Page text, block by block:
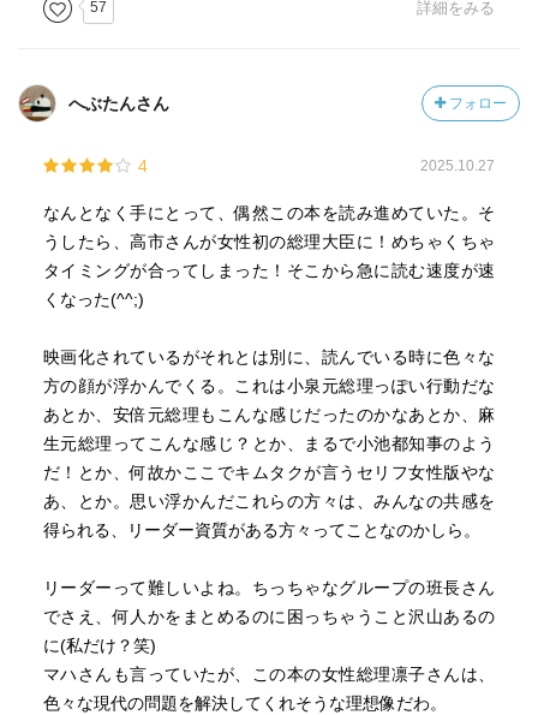
57 詳細をみる
へぶたんさん フォロー
4 2025.10.27
なんとなく手にとって、偶然この本を読み進めていた。そ
うしたら、高市さんが女性初の総理大臣に！めちゃくちゃ
タイミングが合ってしまった！そこから急に読む速度が速
くなった(^^;)
映画化されているがそれとは別に、読んでいる時に色々な
方の顔が浮かんでくる。これは小泉元総理っぽい行動だな
あとか、安倍元総理もこんな感じだったのかなあとか、麻
生元総理ってこんな感じ？とか、まるで小池都知事のよう
だ！とか、何故かここでキムタクが言うセリフ女性版やな
あ、とか。思い浮かんだこれらの方々は、みんなの共感を
得られる、リーダー資質がある方々ってことなのかしら。
リーダーって難しいよね。ちっちゃなグループの班長さん
でさえ、何人かをまとめるのに困っちゃうこと沢山あるの
に(私だけ？笑)
マハさんも言っていたが、この本の女性総理凛子さんは、
色々な現代の問題を解決してくれそうな理想像だわ。